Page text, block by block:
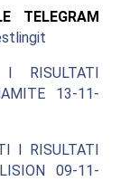
TELEGRAM
RISULTATI
13-11-
I RISULTATI
09-11-